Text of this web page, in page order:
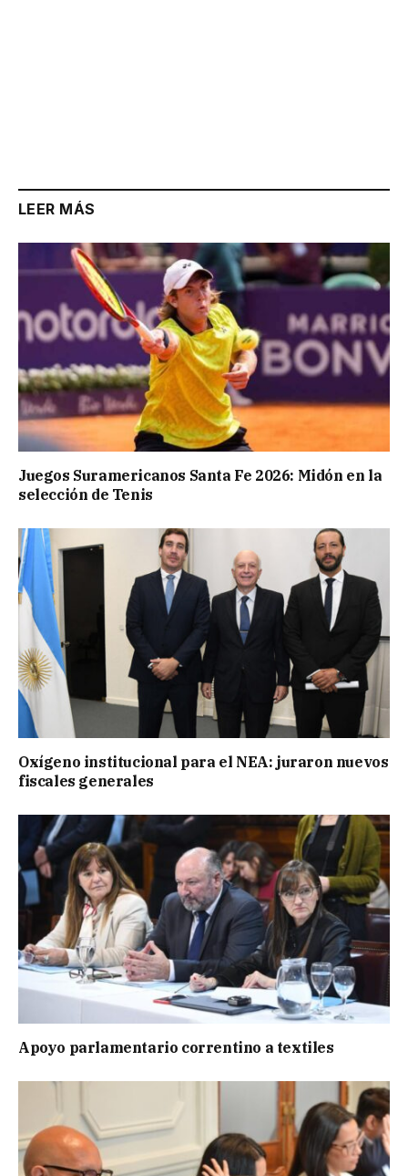
LEER MÁS
Juegos Suramericanos Santa Fe 2026: Midón en la
selección de Tenis
Oxígeno institucional para el NEA: juraron nuevos
fiscales generales
Apoyo parlamentario correntino a textiles